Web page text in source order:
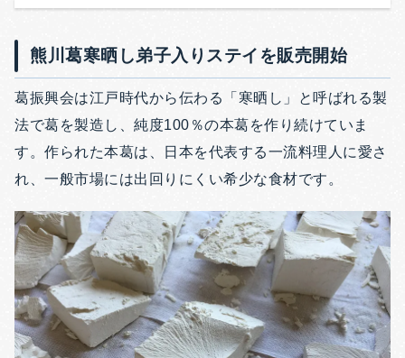
熊川葛寒晒し弟子入りステイを販売開始
葛振興会は江戸時代から伝わる「寒晒し」と呼ばれる製
法で葛を製造し、純度100％の本葛を作り続けていま
す。作られた本葛は、日本を代表する一流料理人に愛さ
れ、一般市場には出回りにくい希少な食材です。